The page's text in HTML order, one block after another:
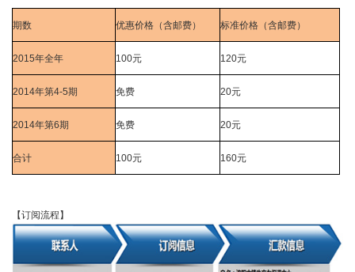
期数 优惠价格（含邮费） 标准价格（含邮费）
2015年全年 100元 120元
2014年第4-5期 免费 20元
2014年第6期 免费 20元
合计 100元 160元
【订阅流程】